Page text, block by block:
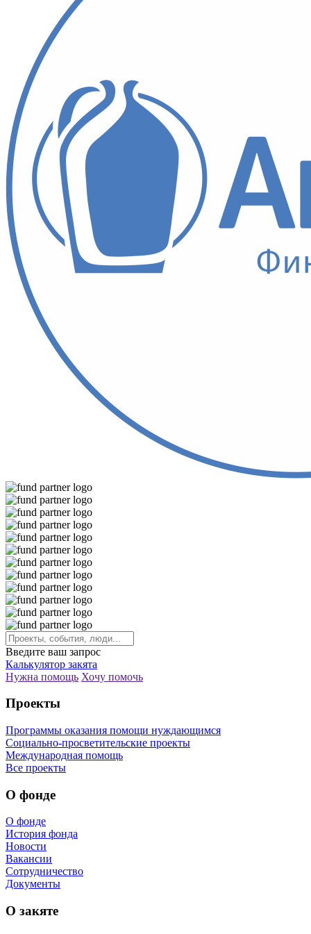
Введите ваш запрос
Калькулятор закята
Нужна помощь Хочу помочь
Проекты
Программы оказания помощи нуждающимся
Социально-просветительские проекты
Международная помощь
Все проекты
О фонде
О фонде
История фонда
Новости
Вакансии
Сотрудничество
Документы
О закяте